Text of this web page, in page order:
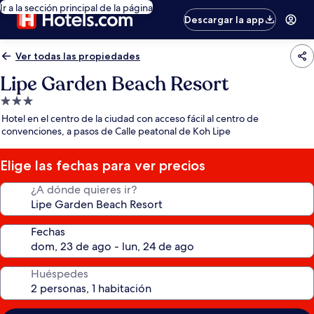
Ir a la sección principal de la página
Descargar la app
Ver todas las propiedades
Lipe Garden Beach Resort
Propiedad
de
3.0
estrellas
Hotel en el centro de la ciudad con acceso fácil al centro de
convenciones, a pasos de Calle peatonal de Koh Lipe
Elige las fechas para ver precios
¿A dónde quieres ir?
Fechas
Huéspedes